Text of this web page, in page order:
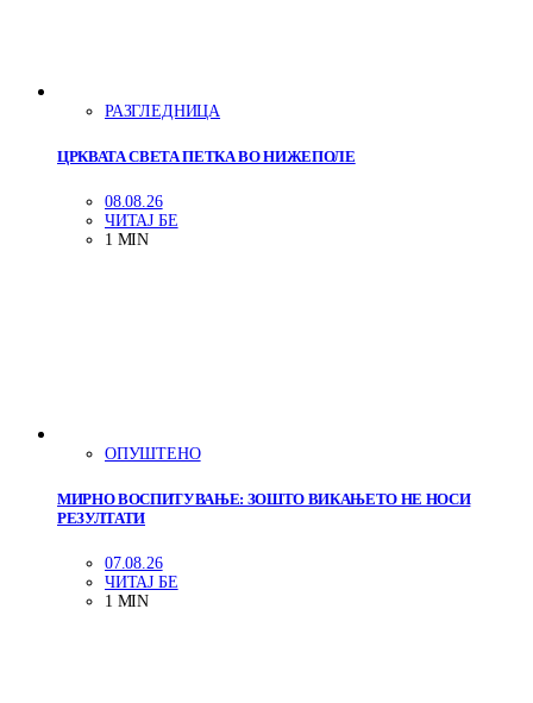
РАЗГЛЕДНИЦА
ЦРКВАТА СВЕТА ПЕТКА ВО НИЖЕПОЛЕ
08.08.26
ЧИТАЈ БЕ
1 MIN
ОПУШТЕНО
МИРНО ВОСПИТУВАЊЕ: ЗОШТО ВИКАЊЕТО НЕ НОСИ
РЕЗУЛТАТИ
07.08.26
ЧИТАЈ БЕ
1 MIN